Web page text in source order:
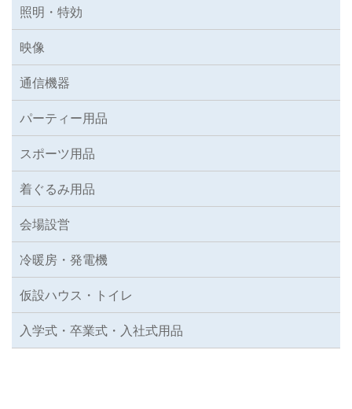
照明・特効
映像
通信機器
パーティー用品
スポーツ用品
着ぐるみ用品
会場設営
冷暖房・発電機
仮設ハウス・トイレ
入学式・卒業式・入社式用品